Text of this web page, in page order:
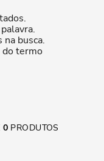
busca.
termo
0 PRODUTOS